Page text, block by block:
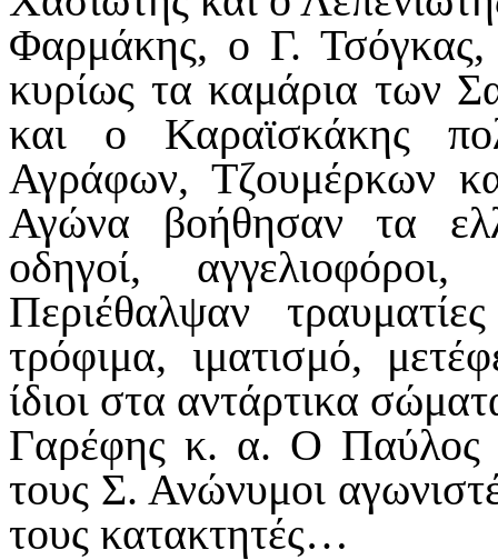
Φαρμάκης, ο Γ. Τσόγκας,
κυρίως τα καμάρια των
και ο Καραϊσκάκης
Αγράφων, Τζουμέρκων
Αγώνα βοήθησαν τα
οδηγοί,
Περιέθαλψαν
τρόφιμα, ιματισμό,
ίδιοι στα αντάρτικα
Γαρέφης κ. α. Ο Παύλος
τους Σ. Ανώνυμοι
τους κατακτητές…